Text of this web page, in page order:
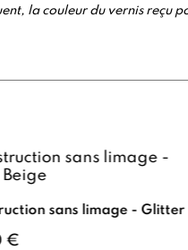
la couleur du vernis reçu
€